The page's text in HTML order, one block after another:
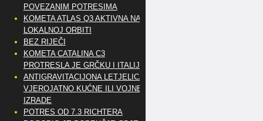
POVEZANIM POTRESIMA
KOMETA ATLAS Q3 AKTIVNA NA
LOKALNOJ ORBITI
BEZ RIJEČI
KOMETA CATALINA C3
PROTRESLA JE GRČKU I ITALIJU
ANTIGRAVITACIJONA LETJELICA
VJEROJATNO KUĆNE ILI VOJNE
IZRADE
POTRES OD 7.3 RICHTERA